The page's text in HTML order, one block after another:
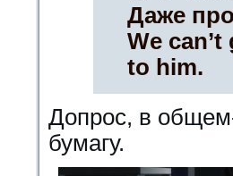
Даже
We
to him.
Допрос, в
бумагу.